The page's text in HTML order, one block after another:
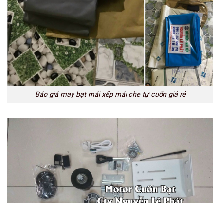
Báo giá may bạt mái xếp mái che tự cuốn giá rẻ